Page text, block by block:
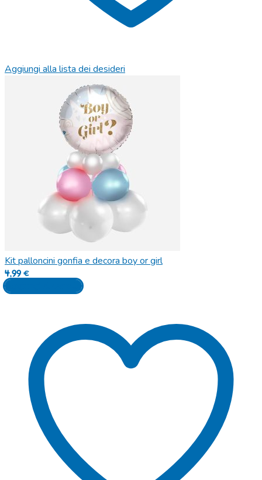
Aggiungi alla lista dei desideri
Kit palloncini gonfia e decora boy or girl
4,99€
Aggiungi al carrello